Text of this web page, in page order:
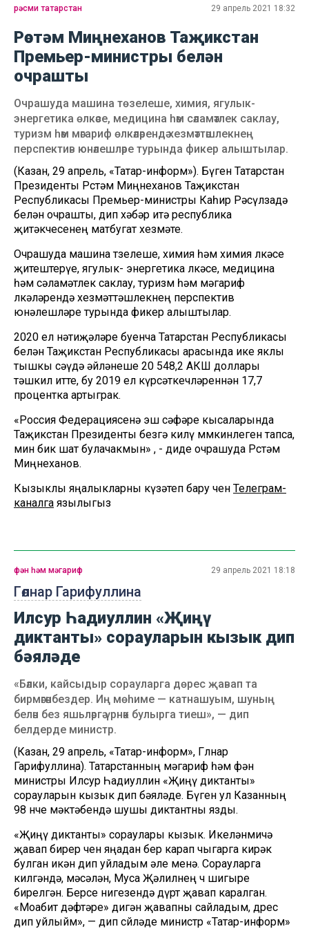
рәсми татарстан 29 апрель 2021 18:32
Рөстәм Миңнеханов Таҗикстан
Премьер-министры белән
очрашты
Очрашуда машина төзелеше, химия, ягулык-
энергетика өлкәсе, медицина һәм сәламәтлек саклау,
туризм һәм мәгариф өлкәләрендә хезмәттәшлекнең
перспектив юнәлешләре турында фикер алыштылар.
(Казан, 29 апрель, «Татар-информ»). Бүген Татарстан
Президенты Рөстәм Миңнеханов Таҗикстан
Республикасы Премьер-министры Каһир Рәсүлзадә
белән очрашты, дип хәбәр итә республика
җитәкчесенең матбугат хезмәте.
Очрашуда машина төзелеше, химия һәм химия өлкәсе
җитештерүе, ягулык- энергетика өлкәсе, медицина
һәм сәламәтлек саклау, туризм һәм мәгариф
өлкәләрендә хезмәттәшлекнең перспектив
юнәлешләре турында фикер алыштылар.
2020 ел нәтиҗәләре буенча Татарстан Республикасы
белән Таҗикстан Республикасы арасында ике яклы
тышкы сәүдә әйләнеше 20 548,2 АКШ доллары
тәшкил итте, бу 2019 ел күрсәткечләреннән 17,7
процентка артыграк.
«Россия Федерациясенә эш сәфәре кысаларында
Таҗикстан Президенты безгә килү мөмкинлеген тапса,
мин бик шат булачакмын» , - диде очрашуда Рөстәм
Миңнеханов.
Кызыклы яңалыкларны күзәтеп бару өчен Телеграм-
каналга язылыгыз
Гөлнар Гарифуллина
фән һәм мәгариф 29 апрель 2021 18:18
Илсур Һадиуллин «Җиңү
диктанты» сорауларын кызык дип
бәяләде
«Бәлки, кайсыдыр сорауларга дөрес җавап та
бирмәгәнбездер. Иң мөһиме — катнашуым, шуның
белән без яшьләргә үрнәк булырга тиеш», — дип
белдерде министр.
(Казан, 29 апрель, «Татар-информ», Гөлнар
Гарифуллина). Татарстанның мәгариф һәм фән
министры Илсур Һадиуллин «Җиңү диктанты»
сорауларын кызык дип бәяләде. Бүген ул Казанның
98 нче мәктәбендә шушы диктантны язды.
«Җиңү диктанты» сораулары кызык. Икеләнмичә
җавап бирер өчен яңадан бер карап чыгарга кирәк
булган икән дип уйладым әле менә. Сорауларга
килгәндә, мәсәлән, Муса Җәлилнең өч шигыре
бирелгән. Берсе нигезендә дүрт җавап каралган.
«Моабит дәфтәре» дигән җавапны сайладым, дөрес
дип уйлыйм», — дип сөйләде министр «Татар-информ»